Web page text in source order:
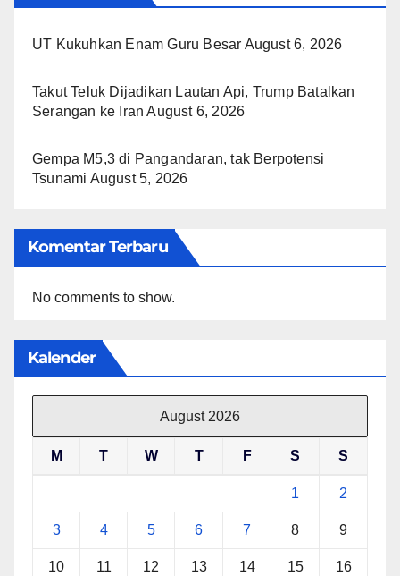
UT Kukuhkan Enam Guru Besar August 6, 2026
Takut Teluk Dijadikan Lautan Api, Trump Batalkan
Serangan ke Iran August 6, 2026
Gempa M5,3 di Pangandaran, tak Berpotensi
Tsunami August 5, 2026
Komentar Terbaru
No comments to show.
Kalender
August 2026
M T W T F S S
1 2
3 4 5 6 7 8 9
10 11 12 13 14 15 16